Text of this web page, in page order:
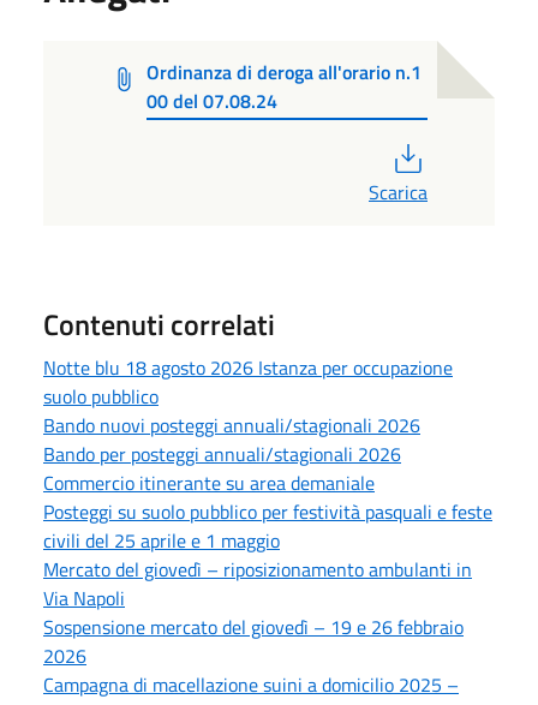
Ordinanza di deroga all'orario n.1
00 del 07.08.24
Scarica
Contenuti correlati
Notte blu 18 agosto 2026 Istanza per occupazione
suolo pubblico
Bando nuovi posteggi annuali/stagionali 2026
Bando per posteggi annuali/stagionali 2026
Commercio itinerante su area demaniale
Posteggi su suolo pubblico per festività pasquali e feste
civili del 25 aprile e 1 maggio
Mercato del giovedì – riposizionamento ambulanti in
Via Napoli
Sospensione mercato del giovedì – 19 e 26 febbraio
2026
Campagna di macellazione suini a domicilio 2025 –